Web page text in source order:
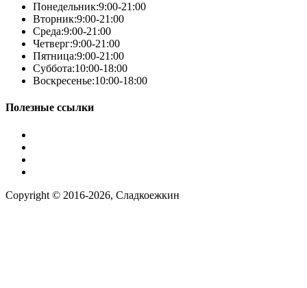
Понедельник:9:00-21:00
Вторник:9:00-21:00
Среда:9:00-21:00
Четверг:9:00-21:00
Пятница:9:00-21:00
Суббота:10:00-18:00
Воскресенье:10:00-18:00
Полезные ссылки
Copyright © 2016-2026, Сладкоежкин